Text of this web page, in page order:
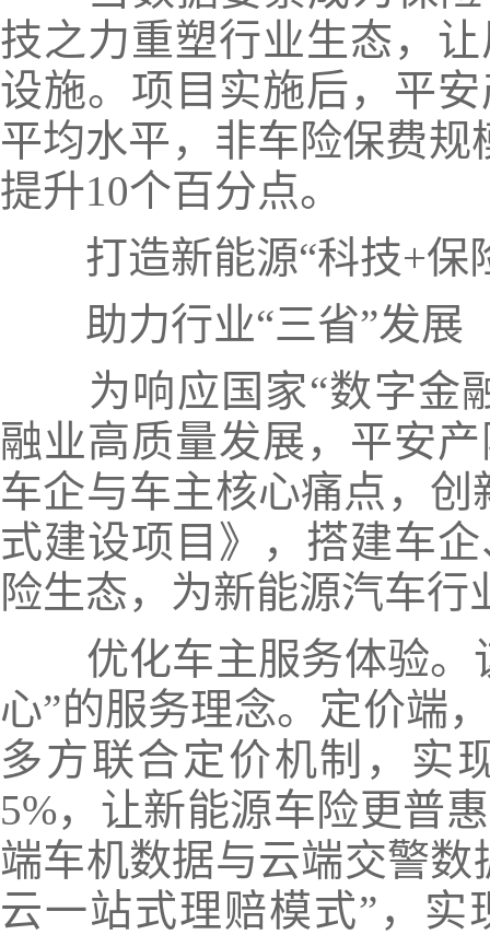
技之力重塑行业生态，
设施。项目实施后，平
平均水平，非车险保费规
提升10个百分点。
打造新能源“科技+保
助力行业“三省”发展
为响应国家“数字金
融业高质量发展，平安
车企与车主核心痛点，创
式建设项目》，搭建车
险生态，为新能源汽车
优化车主服务体验。
心”的服务理念。定价端
多方联合定价机制，实
5%，让新能源车险更普
端车机数据与云端交警
云一站式理赔模式”，